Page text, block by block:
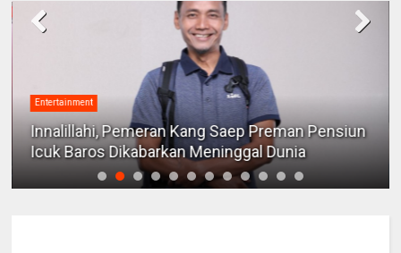
Entertainment
Innalillahi, Pemeran Kang Saep Preman Pensiun
Icuk Baros Dikabarkan Meninggal Dunia